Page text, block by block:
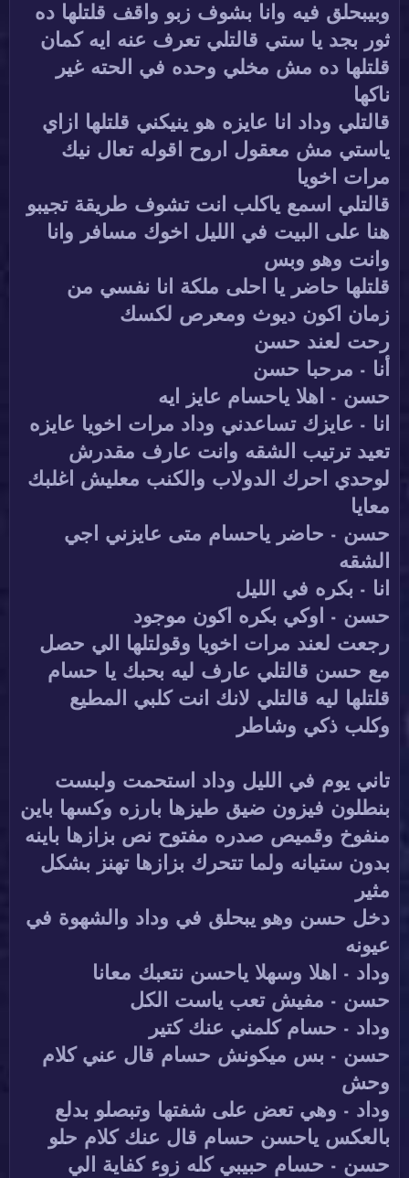
وبيبحلق فيه وانا بشوف زبو واقف قلتلها ده
ثور بجد يا ستي قالتلي تعرف عنه ايه كمان
قلتلها ده مش مخلي وحده في الحته غير
ناكها
قالتلي وداد انا عايزه هو ينيكني قلتلها ازاي
ياستي مش معقول اروح اقوله تعال نيك
مرات اخويا
قالتلي اسمع ياكلب انت تشوف طريقة تجيبو
هنا على البيت في الليل اخوك مسافر وانا
وانت وهو وبس
قلتلها حاضر يا احلى ملكة انا نفسي من
زمان اكون ديوث ومعرص لكسك
رحت لعند حسن
أنا - مرحبا حسن
حسن - اهلا ياحسام عايز ايه
انا - عايزك تساعدني وداد مرات اخويا عايزه
تعيد ترتيب الشقه وانت عارف مقدرش
لوحدي احرك الدولاب والكنب معليش اغلبك
معايا
حسن - حاضر ياحسام متى عايزني اجي
الشقه
انا - بكره في الليل
حسن - اوكي بكره اكون موجود
رجعت لعند مرات اخويا وقولتلها الي حصل
مع حسن قالتلي عارف ليه بحبك يا حسام
قلتلها ليه قالتلي لانك انت كلبي المطيع
وكلب ذكي وشاطر
تاني يوم في الليل وداد استحمت ولبست
بنطلون فيزون ضيق طيزها بارزه وكسها باين
منفوخ وقميص صدره مفتوح نص بزازها باينه
بدون ستيانه ولما تتحرك بزازها تهنز بشكل
مثير
دخل حسن وهو يبحلق في وداد والشهوة في
عيونه
وداد - اهلا وسهلا ياحسن نتعبك معانا
حسن - مفيش تعب ياست الكل
وداد - حسام كلمني عنك كتير
حسن - بس ميكونش حسام قال عني كلام
وحش
وداد - وهي تعض على شفتها وتبصلو بدلع
بالعكس ياحسن حسام قال عنك كلام حلو
حسن - حسام حبيبي كله زوء كفاية الي